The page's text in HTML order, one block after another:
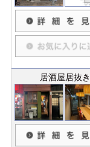
居酒屋居抜き